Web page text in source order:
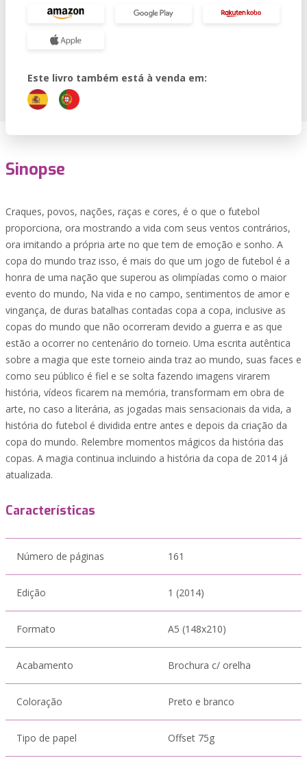
Este livro também está à venda em:
Sinopse
Craques, povos, nações, raças e cores, é o que o futebol
proporciona, ora mostrando a vida com seus ventos contrários,
ora imitando a própria arte no que tem de emoção e sonho. A
copa do mundo traz isso, é mais do que um jogo de futebol é a
honra de uma nação que superou as olimpíadas como o maior
evento do mundo, Na vida e no campo, sentimentos de amor e
vingança, de duras batalhas contadas copa a copa, inclusive as
copas do mundo que não ocorreram devido a guerra e as que
estão a ocorrer no centenário do torneio. Uma escrita autêntica
sobre a magia que este torneio ainda traz ao mundo, suas faces e
como seu público é fiel e se solta fazendo imagens virarem
história, vídeos ficarem na memória, transformam em obra de
arte, no caso a literária, as jogadas mais sensacionais da vida, a
história do futebol é dividida entre antes e depois da criação da
copa do mundo. Relembre momentos mágicos da história das
copas. A magia continua incluindo a história da copa de 2014 já
atualizada.
Características
Número de páginas 161
Edição 1 (2014)
Formato A5 (148x210)
Acabamento Brochura c/ orelha
Coloração Preto e branco
Tipo de papel Offset 75g